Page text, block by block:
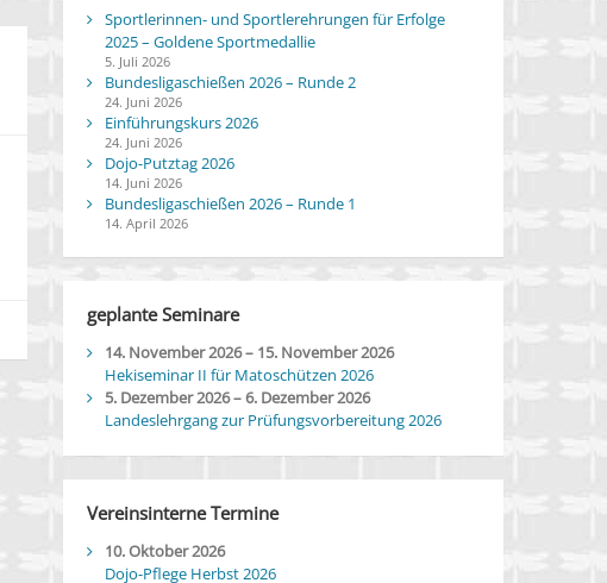
Sportlerinnen- und Sportlerehrungen für Erfolge
2025 – Goldene Sportmedallie
5. Juli 2026
Bundesligaschießen 2026 – Runde 2
24. Juni 2026
Einführungskurs 2026
24. Juni 2026
Dojo-Putztag 2026
14. Juni 2026
Bundesligaschießen 2026 – Runde 1
14. April 2026
geplante Seminare
14. November 2026– 15. November 2026
Hekiseminar II für Matoschützen 2026
5. Dezember 2026–6. Dezember 2026
Landeslehrgang zur Prüfungsvorbereitung 2026
Vereinsinterne Termine
10. Oktober 2026
Dojo-Pflege Herbst 2026